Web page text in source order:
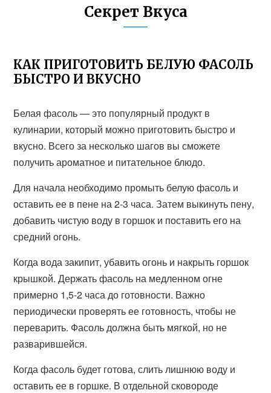
Секрет Вкуса
КАК ПРИГОТОВИТЬ БЕЛУЮ ФАСОЛЬ
БЫСТРО И ВКУСНО
Белая фасоль — это популярный продукт в
кулинарии, который можно приготовить быстро и
вкусно. Всего за несколько шагов вы сможете
получить ароматное и питательное блюдо.
Для начала необходимо промыть белую фасоль и
оставить ее в пене на 2-3 часа. Затем выкинуть пену,
добавить чистую воду в горшок и поставить его на
средний огонь.
Когда вода закипит, убавить огонь и накрыть горшок
крышкой. Держать фасоль на медленном огне
примерно 1,5-2 часа до готовности. Важно
периодически проверять ее готовность, чтобы не
переварить. Фасоль должна быть мягкой, но не
разварившейся.
Когда фасоль будет готова, слить лишнюю воду и
оставить ее в горшке. В отдельной сковороде